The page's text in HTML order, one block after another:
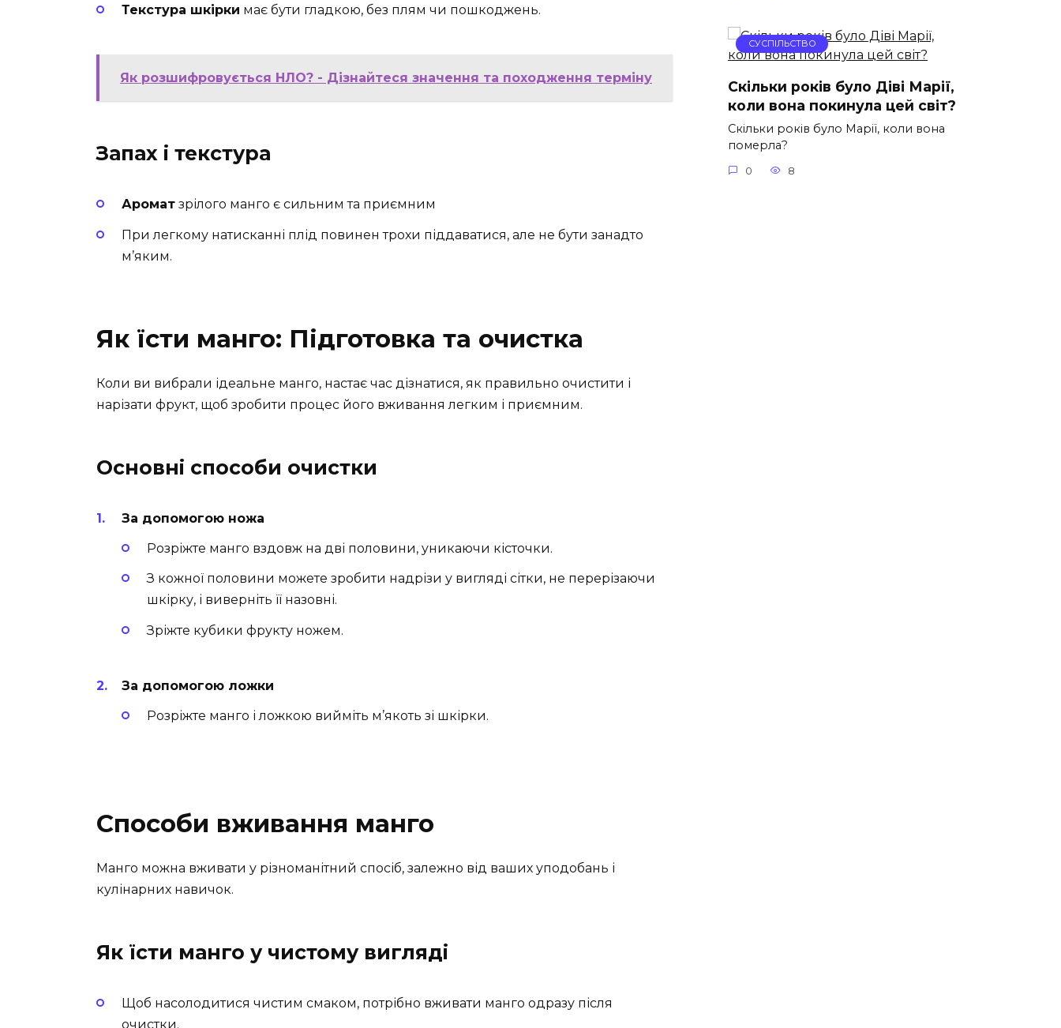
Текстура шкірки має бути гладкою, без плям чи пошкоджень.
Як розшифровується НЛО? - Дізнайтеся значення та походження терміну
Запах і текстура
Аромат зрілого манго є сильним та приємним
При легкому натисканні плід повинен трохи піддаватися, але не бути занадто
м’яким.
Як їсти манго: Підготовка та очистка
Коли ви вибрали ідеальне манго, настає час дізнатися, як правильно очистити і
нарізати фрукт, щоб зробити процес його вживання легким і приємним.
Основні способи очистки
За допомогою ножа
Розріжте манго вздовж на дві половини, уникаючи кісточки.
З кожної половини можете зробити надрізи у вигляді сітки, не перерізаючи
шкірку, і виверніть її назовні.
Зріжте кубики фрукту ножем.
За допомогою ложки
Розріжте манго і ложкою вийміть м’якоть зі шкірки.
Способи вживання манго
Манго можна вживати у різноманітний спосіб, залежно від ваших уподобань і
кулінарних навичок.
Як їсти манго у чистому вигляді
Щоб насолодитися чистим смаком, потрібно вживати манго одразу після
очистки.
СУСПІЛЬСТВО
Скільки років було Діві Марії,
коли вона покинула цей світ?
Скільки років було Марії, коли вона
померла?
0 8